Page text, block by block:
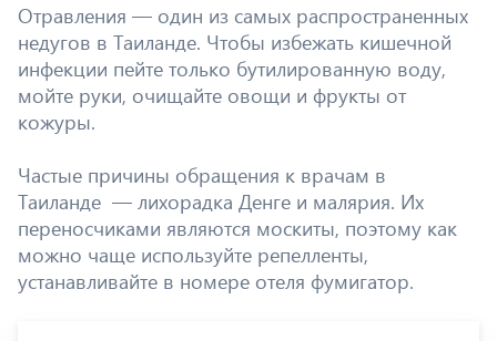
Отравления — один из самых распространенных
недугов в Таиланде. Чтобы избежать кишечной
инфекции пейте только бутилированную воду,
мойте руки, очищайте овощи и фрукты от
кожуры.
Частые причины обращения к врачам в
Таиланде — лихорадка Денге и малярия. Их
переносчиками являются москиты, поэтому как
можно чаще используйте репелленты,
устанавливайте в номере отеля фумигатор.